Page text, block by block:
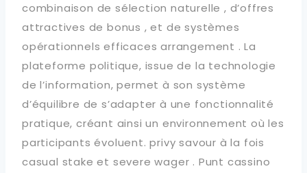
combinaison de sélection naturelle , d’offres
attractives de bonus , et de systèmes
opérationnels efficaces arrangement . La
plateforme politique, issue de la technologie
de l’information, permet à son système
d’équilibre de s’adapter à une fonctionnalité
pratique, créant ainsi un environnement où les
participants évoluent. privy savour à la fois
casual stake et severe wager . Punt cassino